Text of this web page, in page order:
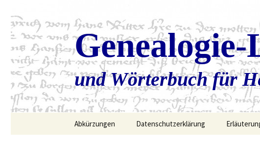
und Wörterbuch für
Abkürzungen Datenschutzerklärung